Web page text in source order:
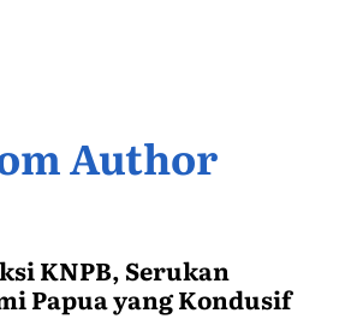
Author
KNPB, Serukan
Papua yang Kondusif